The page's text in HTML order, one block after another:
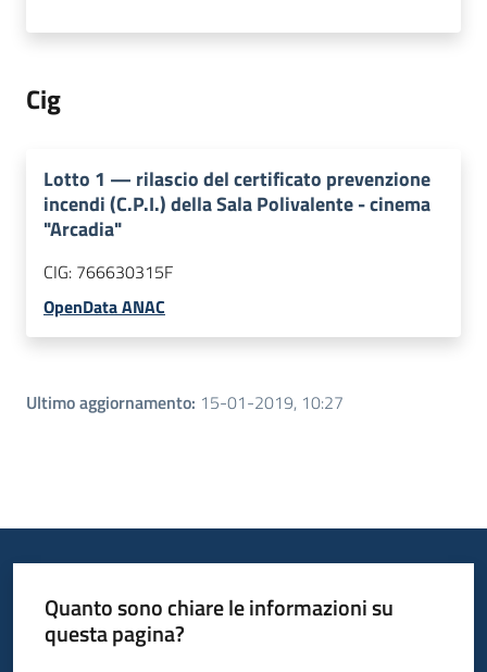
Cig
Lotto 1 — rilascio del certificato prevenzione
incendi (C.P.I.) della Sala Polivalente - cinema
"Arcadia"
CIG: 766630315F
OpenData ANAC
Ultimo aggiornamento: 15-01-2019, 10:27
Quanto sono chiare le informazioni su
questa pagina?